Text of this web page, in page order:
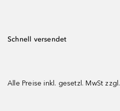
Schnell versendet
Alle Preise inkl. gesetzl. MwSt zzgl.